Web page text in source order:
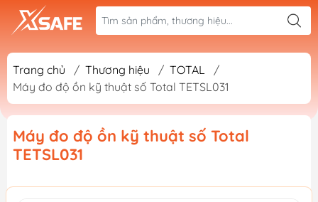
Trang chủ / Thương hiệu / TOTAL
/
Máy đo độ ồn kỹ thuật số Total TETSL031
Máy đo độ ồn kỹ thuật số Total
TETSL031